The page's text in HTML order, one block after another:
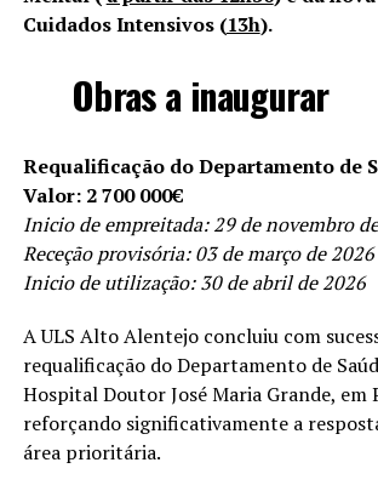
Cuidados Intensivos (13h).
Obras a inaugurar
Requalificação do Departamento de
Valor: 2 700 000€
Inicio de empreitada: 29 de novembro
Receção provisória: 03 de março de 2026
Inicio de utilização: 30 de abril de 2026
A ULS Alto Alentejo concluiu com
requalificação do Departamento de
Hospital Doutor José Maria Grande, em
reforçando significativamente a
área prioritária.